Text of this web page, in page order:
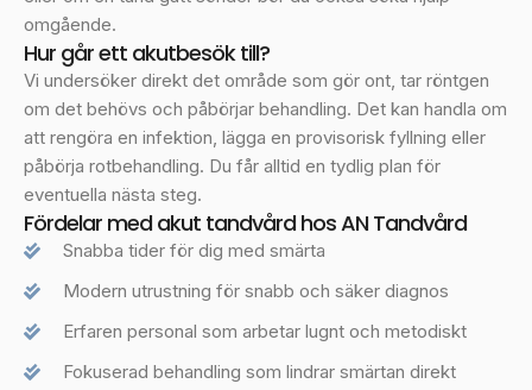
omgående.
Hur går ett akutbesök till?
Vi undersöker direkt det område som gör ont, tar röntgen
om det behövs och påbörjar behandling. Det kan handla om
att rengöra en infektion, lägga en provisorisk fyllning eller
påbörja rotbehandling. Du får alltid en tydlig plan för
eventuella nästa steg.
Fördelar med akut tandvård hos AN Tandvård
Snabba tider för dig med smärta
Modern utrustning för snabb och säker diagnos
Erfaren personal som arbetar lugnt och metodiskt
Fokuserad behandling som lindrar smärtan direkt